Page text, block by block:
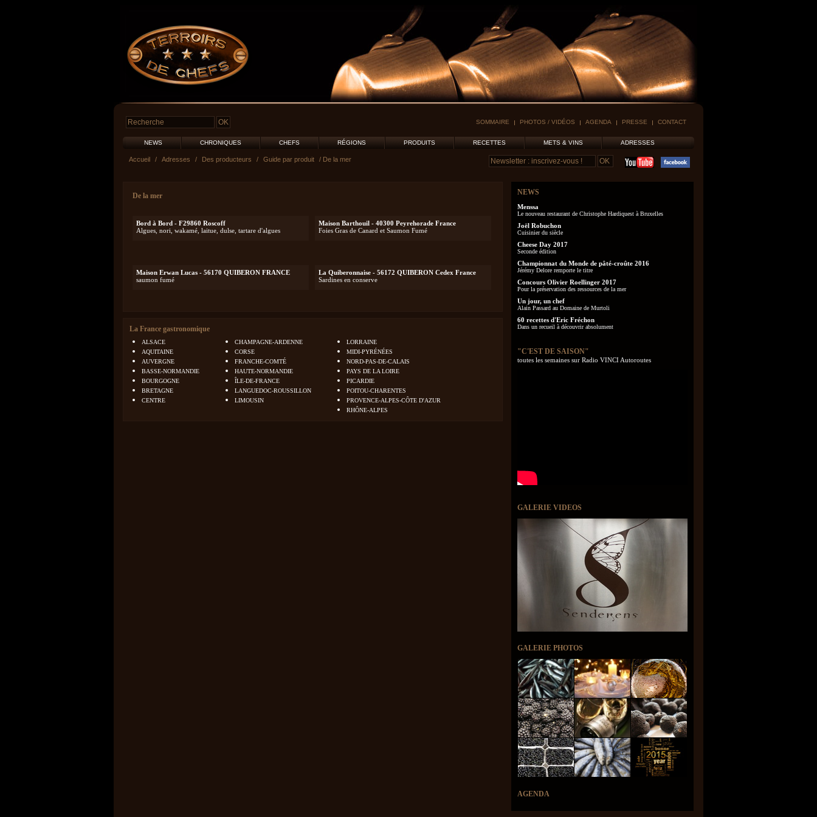
SOMMAIRE PHOTOS / VIDÉOS AGENDA PRESSE CONTACT
NEWS CHRONIQUES CHEFS RÉGIONS PRODUITS RECETTES METS & VINS ADRESSES
Accueil / Adresses / Des producteurs / Guide par produit / De la mer
De la mer
Bord à Bord - F29860 Roscoff
Algues, nori, wakamé, laitue, dulse, tartare d'algues
Maison Barthouil - 40300 Peyrehorade France
Foies Gras de Canard et Saumon Fumé
Maison Erwan Lucas - 56170 QUIBERON FRANCE
saumon fumé
La Quiberonnaise - 56172 QUIBERON Cedex France
Sardines en conserve
La France gastronomique
ALSACE
AQUITAINE
AUVERGNE
BASSE-NORMANDIE
BOURGOGNE
BRETAGNE
CENTRE
CHAMPAGNE-ARDENNE
CORSE
FRANCHE-COMTÉ
HAUTE-NORMANDIE
ÎLE-DE-FRANCE
LANGUEDOC-ROUSSILLON
LIMOUSIN
LORRAINE
MIDI-PYRÉNÉES
NORD-PAS-DE-CALAIS
PAYS DE LA LOIRE
PICARDIE
POITOU-CHARENTES
PROVENCE-ALPES-CÔTE D'AZUR
RHÔNE-ALPES
NEWS
Menssa
Le nouveau restaurant de Christophe Hardiquest à Bruxelles
Joël Robuchon
Cuisinier du siècle
Cheese Day 2017
Seconde édition
Championnat du Monde de pâté-croûte 2016
Jérémy Delore remporte le titre
Concours Olivier Roellinger 2017
Pour la préservation des ressources de la mer
Un jour, un chef
Alain Passard au Domaine de Murtoli
60 recettes d'Eric Fréchon
Dans un recueil à découvrir absolument
"C'EST DE SAISON"
toutes les semaines sur Radio VINCI Autoroutes
GALERIE VIDEOS
GALERIE PHOTOS
AGENDA